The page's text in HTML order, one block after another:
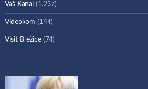
Vaš Kanal (1.237)
Videokom (144)
Visit Brežice (74)